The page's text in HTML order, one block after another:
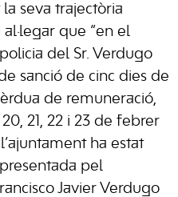
seva trajectòria
que “en el
del Sr. Verdugo
sanció de cinc dies de
de remuneració,
21, 22 i 23 de febrer
ha estat
presentada pel
Javier Verdugo